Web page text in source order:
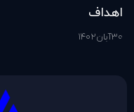
اهداف
30آبان1402